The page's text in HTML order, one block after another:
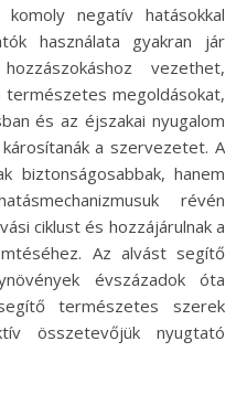
negatív hatásokkal
használata gyakran jár
vezethet,
megoldásokat,
és az éjszakai nyugalom
a szervezetet. A
biztonságosabbak, hanem
révén
ciklust és hozzájárulnak a
Az alvást segítő
évszázadok óta
természetes szerek
összetevőjük nyugtató